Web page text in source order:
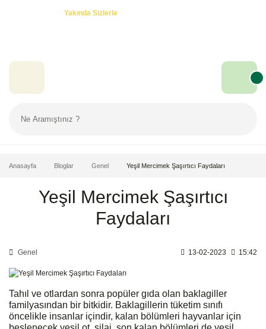
Yakında Sizlerle
Anasayfa Bloglar Genel Yeşil Mercimek Şaşırtıcı Faydaları
Yeşil Mercimek Şaşırtıcı
Faydaları
Genel 13-02-2023 15:42
Tahıl ve otlardan sonra popüler gıda olan baklagiller
familyasından bir bitkidir. Baklagillerin tüketim sınıfı
öncelikle insanlar içindir, kalan bölümleri hayvanlar için